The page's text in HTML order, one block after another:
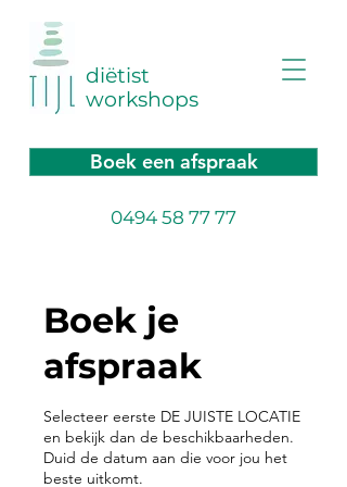
diëtist
workshops
Boek een afspraak
0494 58 77 77
Boek je
afspraak
Selecteer eerste DE JUISTE LOCATIE
en bekijk dan de beschikbaarheden.
Duid de datum aan die voor jou het
beste uitkomt.